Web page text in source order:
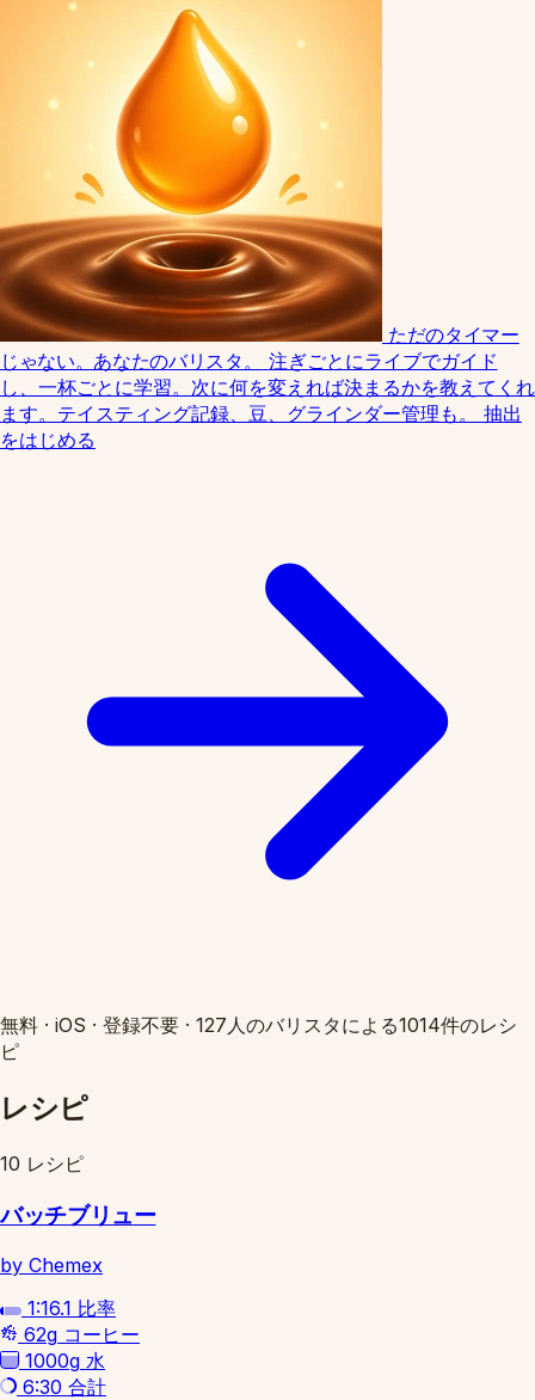
ただのタイマー
じゃない。あなたのバリスタ。
注ぎごとにライブでガイド
し、一杯ごとに学習。次に何を変えれば決まるかを教えてくれ
ます。テイスティング記録、豆、グラインダー管理も。
抽出
をはじめる
無料 · iOS · 登録不要 · 127人のバリスタによる1014件のレシ
ピ
レシピ
10 レシピ
バッチブリュー
by Chemex
1:16.1 比率
62g コーヒー
1000g 水
6:30 合計